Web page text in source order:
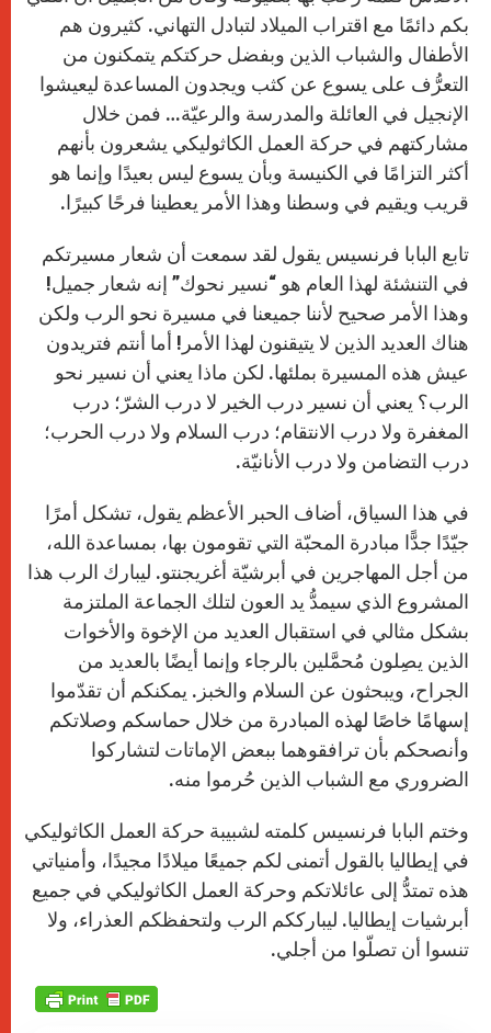
بكم دائمًا مع اقتراب الميلاد لتبادل التهاني. كثيرون هم
الأطفال والشباب الذين وبفضل حركتكم يتمكنون من
التعرُّف على يسوع عن كثب ويجدون المساعدة ليعيشوا
الإنجيل في العائلة والمدرسة والرعيّة… فمن خلال
مشاركتهم في حركة العمل الكاثوليكي يشعرون بأنهم
أكثر التزامًا في الكنيسة وبأن يسوع ليس بعيدًا وإنما هو
قريب ويقيم في وسطنا وهذا الأمر يعطينا فرحًا كبيرًا.
تابع البابا فرنسيس يقول لقد سمعت أن شعار مسيرتكم
في التنشئة لهذا العام هو “نسير نحوك” إنه شعار جميل!
وهذا الأمر صحيح لأننا جميعنا في مسيرة نحو الرب ولكن
هناك العديد الذين لا يتيقنون لهذا الأمر! أما أنتم فتريدون
عيش هذه المسيرة بملئها. لكن ماذا يعني أن نسير نحو
الرب؟ يعني أن نسير درب الخير لا درب الشرّ؛ درب
المغفرة ولا درب الانتقام؛ درب السلام ولا درب الحرب؛
درب التضامن ولا درب الأنانيّة.
في هذا السياق، أضاف الحبر الأعظم يقول، تشكل أمرًا
جيّدًا جدًّا مبادرة المحبّة التي تقومون بها، بمساعدة الله،
من أجل المهاجرين في أبرشيّة أغريجنتو. ليبارك الرب هذا
المشروع الذي سيمدُّ يد العون لتلك الجماعة الملتزمة
بشكل مثالي في استقبال العديد من الإخوة والأخوات
الذين يصِلون مُحمَّلين بالرجاء وإنما أيضًا بالعديد من
الجراح، ويبحثون عن السلام والخبز. يمكنكم أن تقدّموا
إسهامًا خاصًا لهذه المبادرة من خلال حماسكم وصلاتكم
وأنصحكم بأن ترافقوهما ببعض الإماتات لتشاركوا
الضروري مع الشباب الذين حُرموا منه.
وختم البابا فرنسيس كلمته لشبيبة حركة العمل الكاثوليكي
في إيطاليا بالقول أتمنى لكم جميعًا ميلادًا مجيدًا، وأمنياتي
هذه تمتدُّ إلى عائلاتكم وحركة العمل الكاثوليكي في جميع
أبرشيات إيطاليا. ليبارككم الرب ولتحفظكم العذراء، ولا
تنسوا أن تصلّوا من أجلي.